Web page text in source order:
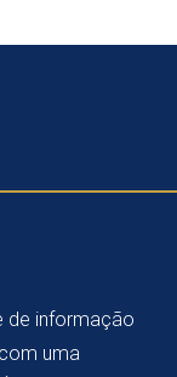
de informação
uma